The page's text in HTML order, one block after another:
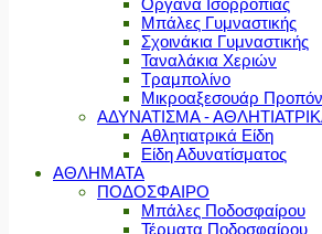
Όργανα Ισορροπίας
Μπάλες Γυμναστικής
Σχοινάκια Γυμναστικής
Ταναλάκια Χεριών
Τραμπολίνο
Μικροαξεσουάρ
ΑΔΥΝΑΤΙΣΜΑ -
Αθλητιατρικά Είδη
Είδη Αδυνατίσματος
ΑΘΛΗΜΑΤΑ
ΠΟΔΟΣΦΑΙΡΟ
Μπάλες Ποδοσφαίρου
Τέρματα Ποδοσφαίρου